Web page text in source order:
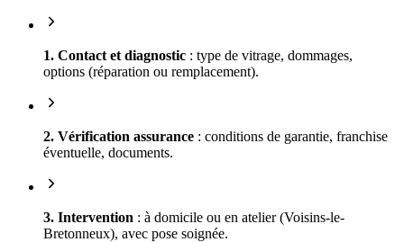
1. Contact et diagnostic : type de vitrage, dommages,
options (réparation ou remplacement).
2. Vérification assurance : conditions de garantie, franchise
éventuelle, documents.
3. Intervention : à domicile ou en atelier (Voisins-le-
Bretonneux), avec pose soignée.